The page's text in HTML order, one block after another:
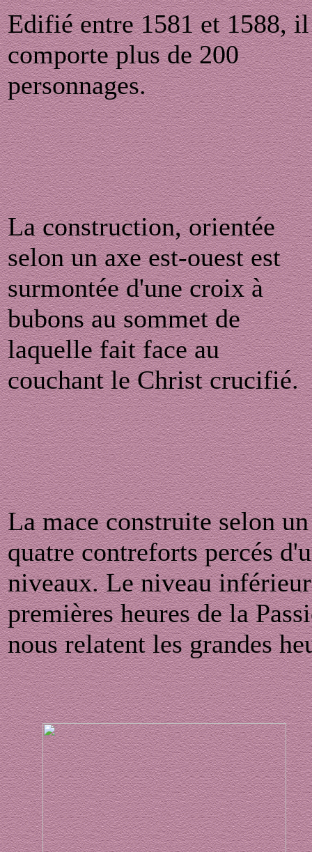
Edifié entre 1581 et 1588, il
comporte plus de 200
personnages.
La construction, orientée
selon un axe est-ouest est
surmontée d'une croix à
bubons au sommet de
laquelle fait face au
couchant le Christ crucifié.
La mace construite selon
quatre contreforts percés
niveaux. Le niveau
premières heures de la
nous relatent les grandes